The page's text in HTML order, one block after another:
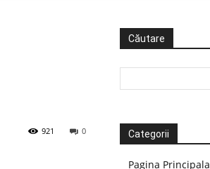
0
921
Căutare
Categorii
Pagina Principala